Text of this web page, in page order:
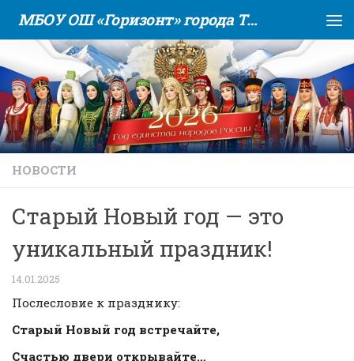
Skip to content МБОУ ОШ «Горизонт» города Тюмени
НОВОСТИ
Старый Новый год — это
уникальный праздник!
14.01.2025
Послесловие к празднику:
Старый Новый год встречайте,
Счастью двери открывайте…